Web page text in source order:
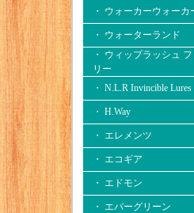
・ ウォーカーウォーカ
・ ウォーターランド
・ ウィップラッシュ フ
リー
・ N.L.R Invincible Lures
・ H.Way
・ エレメンツ
・ エコギア
・ エドモン
・ エバーグリーン